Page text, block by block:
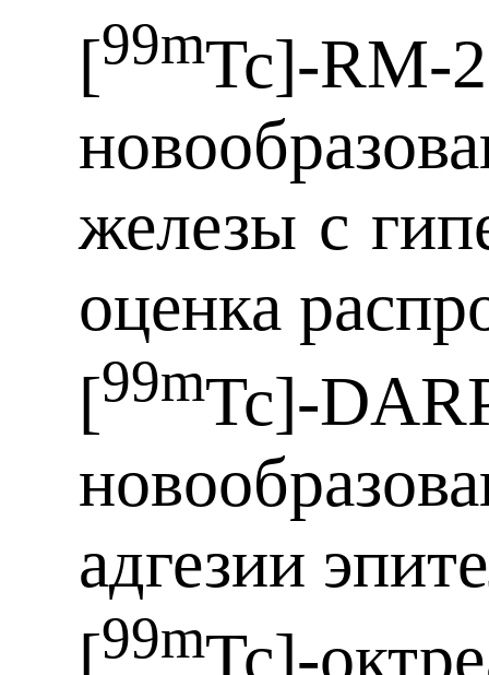
[99mTc]-RM-
железы с
оценка
[99mTc]-
адгезии
[99mTc]-